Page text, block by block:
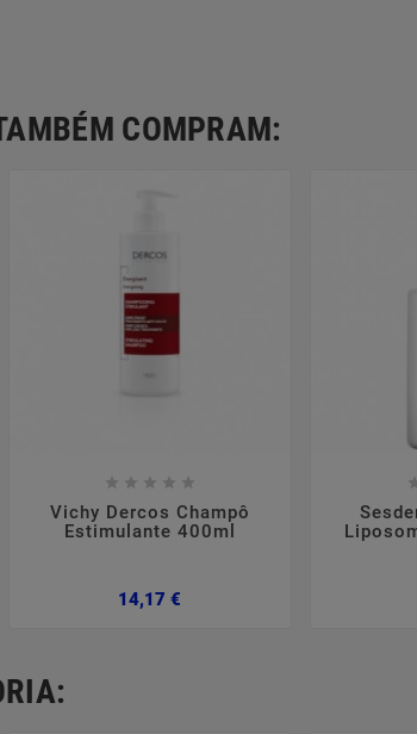
COMPRAM:
    
Vichy Dercos Champô
Estimulante 400ml
14,17 €